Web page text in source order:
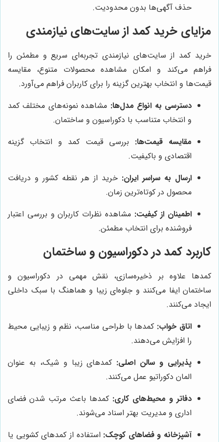
حذف آگهی‌ها بدون محدودیت.
مزایای خرید کمد از سایت‌های نیازمندی
خرید کمد از سایت‌های نیازمندی تجربه‌ای سریع و مطمئن را
فراهم می‌کند و امکان مشاهده محصولات متنوع، مقایسه
قیمت‌ها و انتخاب بهترین گزینه را برای کاربران فراهم می‌آورد.
دسترسی به انواع مدل‌ها: مشاهده نمونه‌های مختلف کمد
و انتخاب متناسب با دکوراسیون و ساختمان.
مقایسه قیمت‌ها: بررسی قیمت کمد و انتخاب گزینه
اقتصادی و باکیفیت.
ارسال به سراسر ایران: خرید از هر نقطه کشور و دریافت
محصول در کوتاه‌ترین زمان.
اطمینان از کیفیت: مشاهده نظرات کاربران و بررسی اعتبار
فروشنده برای انتخاب مطمئن.
کاربرد کمد در دکوراسیون و ساختمان
کمدها علاوه بر ذخیره‌سازی، نقش مهمی در دکوراسیون و
ساختمان ایفا می‌کنند و جلوه‌ای زیبا و هماهنگ با سبک داخلی
ایجاد می‌کنند.
اتاق خواب: کمدها با طراحی مناسب، نظم و زیبایی محیط
را افزایش می‌دهند.
پذیرایی و سالن اصلی: کمدهای زیبا و شیک، به عنوان
المان دکوراتیو عمل می‌کنند.
دفاتر و محیط‌های کاری: کمدها باعث مرتب شدن فضای
اداری و مدیریت بهتر اسناد می‌شوند.
آشپزخانه و فضاهای کوچک: استفاده از کمدهای کشویی یا